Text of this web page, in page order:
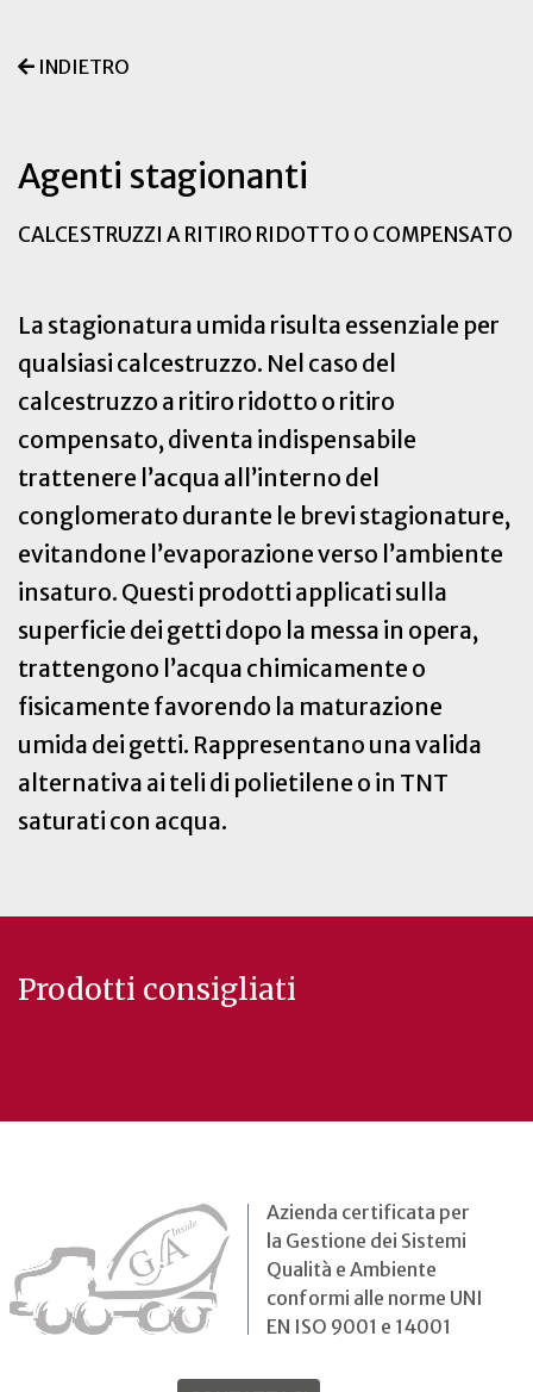
INDIETRO
Agenti stagionanti
CALCESTRUZZI A RITIRO RIDOTTO O COMPENSATO
La stagionatura umida risulta essenziale per
qualsiasi calcestruzzo. Nel caso del
calcestruzzo a ritiro ridotto o ritiro
compensato, diventa indispensabile
trattenere l’acqua all’interno del
conglomerato durante le brevi stagionature,
evitandone l’evaporazione verso l’ambiente
insaturo. Questi prodotti applicati sulla
superficie dei getti dopo la messa in opera,
trattengono l’acqua chimicamente o
fisicamente favorendo la maturazione
umida dei getti. Rappresentano una valida
alternativa ai teli di polietilene o in TNT
saturati con acqua.
Prodotti consigliati
Azienda certificata per
la Gestione dei Sistemi
Qualità e Ambiente
conformi alle norme UNI
EN ISO 9001 e 14001